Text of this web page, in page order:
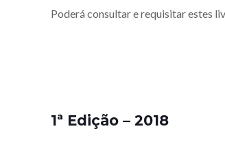
Poderá consultar e requisitar estes
1ª Edição – 2018